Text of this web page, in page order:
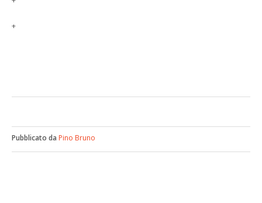
+
Pubblicato da Pino Bruno